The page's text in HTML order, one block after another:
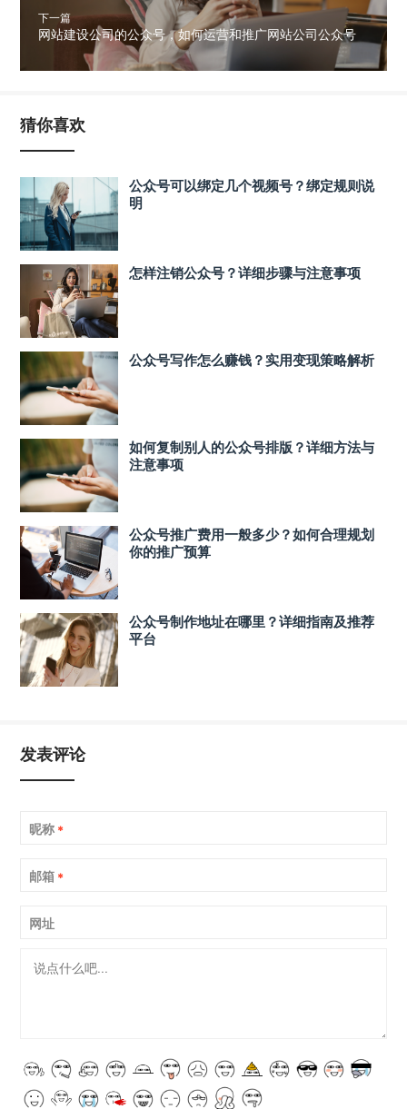
下一篇
网站建设公司的公众号，如何运营和推广网站公司公众号
猜你喜欢
公众号可以绑定几个视频号？绑定规则说
明
怎样注销公众号？详细步骤与注意事项
公众号写作怎么赚钱？实用变现策略解析
如何复制别人的公众号排版？详细方法与
注意事项
公众号推广费用一般多少？如何合理规划
你的推广预算
公众号制作地址在哪里？详细指南及推荐
平台
发表评论
昵称 *
邮箱 *
网址